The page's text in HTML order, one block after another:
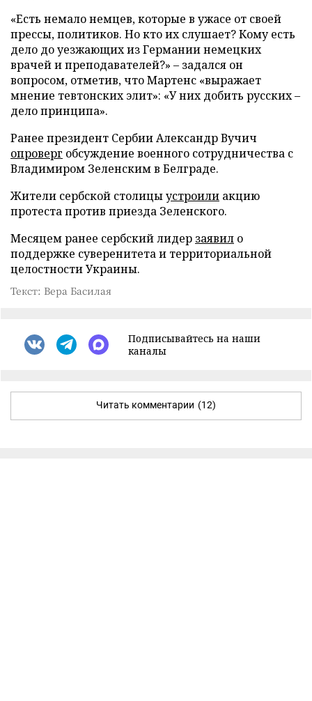
«Есть немало немцев, которые в ужасе от своей
прессы, политиков. Но кто их слушает? Кому есть
дело до уезжающих из Германии немецких
врачей и преподавателей?» – задался он
вопросом, отметив, что Мартенс «выражает
мнение тевтонских элит»: «У них добить русских –
дело принципа».
Ранее президент Сербии Александр Вучич
опроверг обсуждение военного сотрудничества с
Владимиром Зеленским в Белграде.
Жители сербской столицыустроили акцию
протеста против приезда Зеленского.
Месяцем ранее сербский лидер заявил о
поддержке суверенитета и территориальной
целостности Украины.
Текст: Вера Басилая
Подписывайтесь на наши
каналы
Читать комментарии (12)